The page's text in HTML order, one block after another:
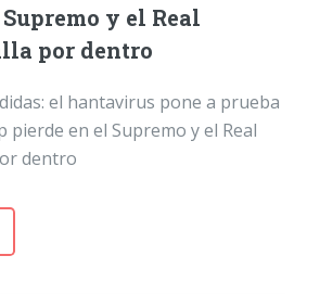
y el Real
por dentro
el hantavirus pone a prueba
pierde en el Supremo y el Real
dentro